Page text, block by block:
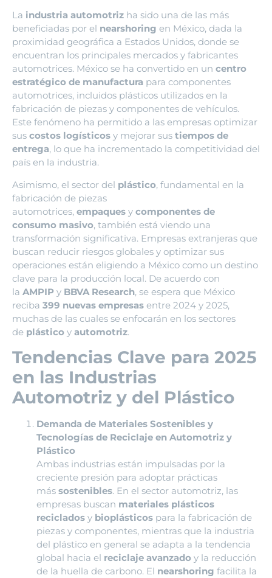
La industria automotriz ha sido una de las más
beneficiadas por el nearshoring en México, dada la
proximidad geográfica a Estados Unidos, donde se
encuentran los principales mercados y fabricantes
automotrices. México se ha convertido en un centro
estratégico de manufactura para componentes
automotrices, incluidos plásticos utilizados en la
fabricación de piezas y componentes de vehículos.
Este fenómeno ha permitido a las empresas optimizar
sus costos logísticos y mejorar sus tiempos de
entrega, lo que ha incrementado la competitividad del
país en la industria.
Asimismo, el sector del plástico, fundamental en la
fabricación de piezas
automotrices, empaques y componentes de
consumo masivo, también está viendo una
transformación significativa. Empresas extranjeras que
buscan reducir riesgos globales y optimizar sus
operaciones están eligiendo a México como un destino
clave para la producción local. De acuerdo con
la AMPIP y BBVA Research, se espera que México
reciba 399 nuevas empresas entre 2024 y 2025,
muchas de las cuales se enfocarán en los sectores
de plástico y automotriz.
Tendencias Clave para 2025
en las Industrias
Automotriz y del Plástico
Demanda de Materiales Sostenibles y
Tecnologías de Reciclaje en Automotriz y
Plástico
Ambas industrias están impulsadas por la
creciente presión para adoptar prácticas
más sostenibles. En el sector automotriz, las
empresas buscan materiales plásticos
reciclados y bioplásticos para la fabricación de
piezas y componentes, mientras que la industria
del plástico en general se adapta a la tendencia
global hacia el reciclaje avanzado y la reducción
de la huella de carbono. El nearshoring facilita la